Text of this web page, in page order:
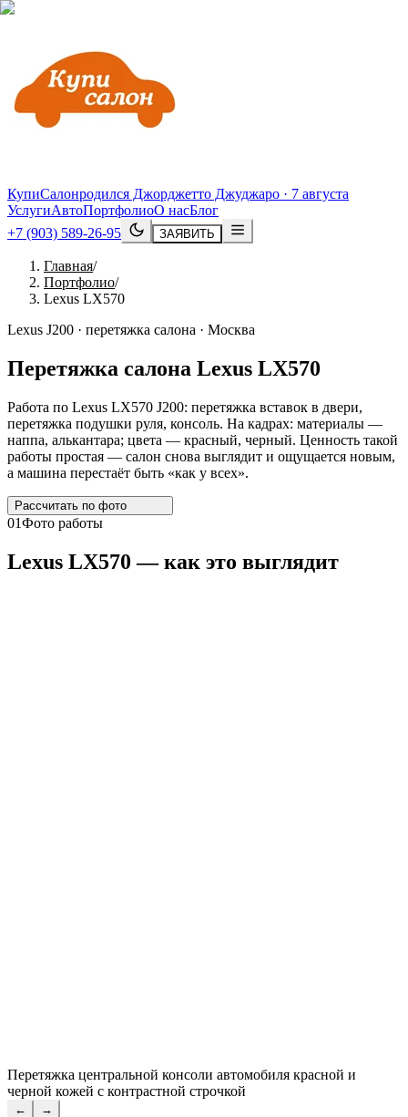
КупиСалонродился Джорджетто Джуджаро · 7 августа
УслугиАвтоПортфолиоО насБлог
+7 (903) 589-26-95
ЗАЯВИТЬ
Главная/
Портфолио/
Lexus LX570
Lexus J200 · перетяжка салона · Москва
Перетяжка салона Lexus LX570
Работа по Lexus LX570 J200: перетяжка вставок в двери,
перетяжка подушки руля, консоль. На кадрах: материалы —
наппа, алькантара; цвета — красный, черный. Ценность такой
работы простая — салон снова выглядит и ощущается новым,
а машина перестаёт быть «как у всех».
Рассчитать по фото
01Фото работы
Lexus LX570 — как это выглядит
Перетяжка центральной консоли автомобиля красной и
черной кожей с контрастной строчкой
← →